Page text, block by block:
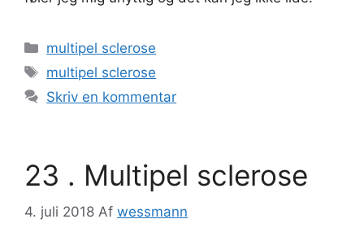
Kategorier
multipel sclerose
Tags
multipel sclerose
Skriv en kommentar
23 . Multipel sclerose
4. juli 2018 Af wessmann